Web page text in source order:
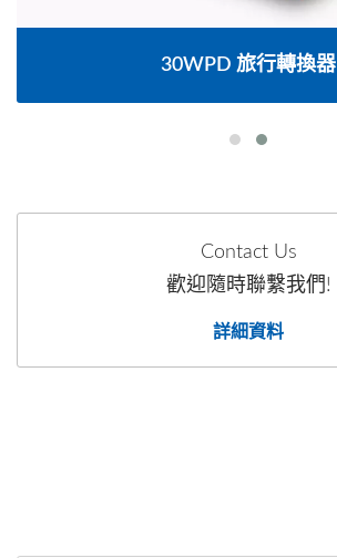
30WPD 旅行轉換器
Contact Us
歡迎隨時聯繫我們!
詳細資料